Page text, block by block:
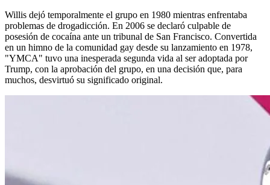
Willis dejó temporalmente el grupo en 1980 mientras enfrentaba
problemas de drogadicción. En 2006 se declaró culpable de
posesión de cocaína ante un tribunal de San Francisco. Convertida
en un himno de la comunidad gay desde su lanzamiento en 1978,
"YMCA" tuvo una inesperada segunda vida al ser adoptada por
Trump, con la aprobación del grupo, en una decisión que, para
muchos, desvirtuó su significado original.